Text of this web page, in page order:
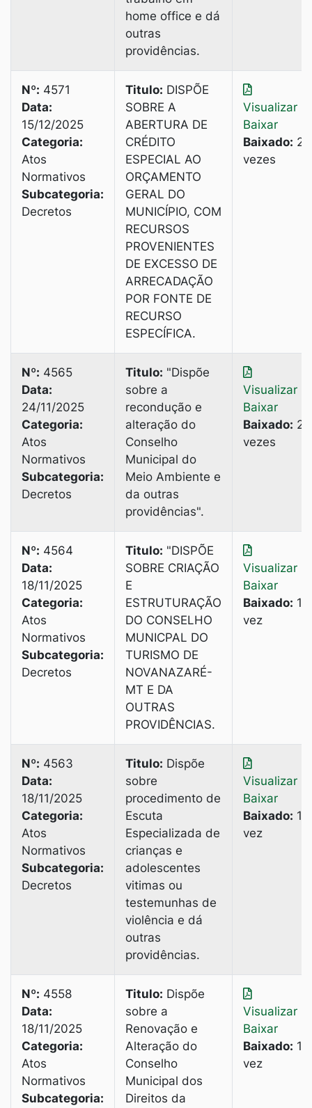
home office e dá
outras
providências.
Nº: 4571
Data:
15/12/2025
Categoria:
Atos
Normativos
Subcategoria:
Decretos
Titulo: DISPÕE
SOBRE A
ABERTURA DE
CRÉDITO
ESPECIAL AO
ORÇAMENTO
GERAL DO
MUNICÍPIO, COM
RECURSOS
PROVENIENTES
DE EXCESSO DE
ARRECADAÇÃO
POR FONTE DE
RECURSO
ESPECÍFICA.
Visualizar
Baixar
Baixado: 2
vezes
Nº: 4565
Data:
24/11/2025
Categoria:
Atos
Normativos
Subcategoria:
Decretos
Titulo: "Dispõe
sobre a
recondução e
alteração do
Conselho
Municipal do
Meio Ambiente e
da outras
providências".
Visualizar
Baixar
Baixado: 2
vezes
Nº: 4564
Data:
18/11/2025
Categoria:
Atos
Normativos
Subcategoria:
Decretos
Titulo: "DISPÕE
SOBRE CRIAÇÃO
E
ESTRUTURAÇÃO
DO CONSELHO
MUNICPAL DO
TURISMO DE
NOVANAZARÉ-
MT E DA
OUTRAS
PROVIDÊNCIAS.
Visualizar
Baixar
Baixado: 1
vez
Nº: 4563
Data:
18/11/2025
Categoria:
Atos
Normativos
Subcategoria:
Decretos
Titulo: Dispõe
sobre
procedimento de
Escuta
Especializada de
crianças e
adolescentes
vitimas ou
testemunhas de
violência e dá
outras
providências.
Visualizar
Baixar
Baixado: 1
vez
Nº: 4558
Data:
18/11/2025
Categoria:
Atos
Normativos
Subcategoria:
Titulo: Dispõe
sobre a
Renovação e
Alteração do
Conselho
Municipal dos
Direitos da
Visualizar
Baixar
Baixado: 1
vez